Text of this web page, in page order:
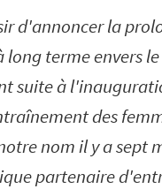
d'annoncer la
terme envers
suite à
des
nom il y a sept
partenaire